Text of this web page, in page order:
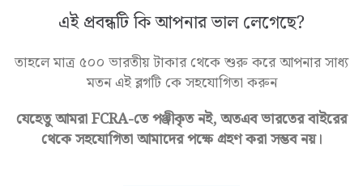
এই প্রবন্ধটি কি আপনার ভাল লেগেছে?
তাহলে মাত্র ৫০০ ভারতীয় টাকার থেকে শুরু করে আপনার সাধ্য
মতন এই ব্লগটি কে সহযোগিতা করুন
যেহেতু আমরা FCRA-তে পঞ্জীকৃত নই, অতএব ভারতের বাইরের
থেকে সহযোগিতা আমাদের পক্ষে গ্রহণ করা সম্ভব নয়।